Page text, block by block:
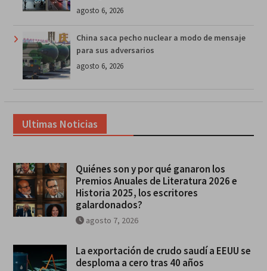
agosto 6, 2026
China saca pecho nuclear a modo de mensaje
para sus adversarios
agosto 6, 2026
Ultimas Noticias
Quiénes son y por qué ganaron los
Premios Anuales de Literatura 2026 e
Historia 2025, los escritores
galardonados?
agosto 7, 2026
La exportación de crudo saudí a EEUU se
desploma a cero tras 40 años